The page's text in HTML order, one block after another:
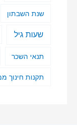
שנת השבתון
שעות גיל
תנאי השכר
תקנות חינוך